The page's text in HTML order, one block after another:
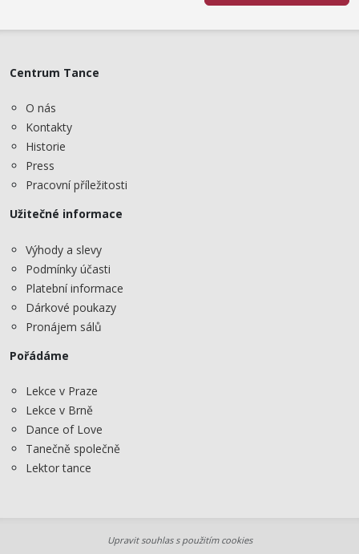
Centrum Tance
O nás
Kontakty
Historie
Press
Pracovní příležitosti
Užitečné informace
Výhody a slevy
Podmínky účasti
Platební informace
Dárkové poukazy
Pronájem sálů
Pořádáme
Lekce v Praze
Lekce v Brně
Dance of Love
Tanečně společně
Lektor tance
Upravit souhlas s použitím cookies